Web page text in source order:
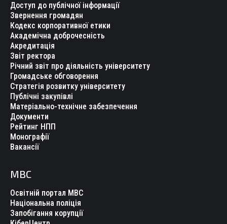
Доступ до публічної інформації
Звернення громадян
Кодекс корпоративної етики
Академічна доброчесність
Акредитація
Звіт ректора
Річний звіт про діяльність університету
Громадське обговорення
Стратегія розвитку університету
Публічні закупівлі
Матеріально-технічне забезпечення
Документи
Рейтинг НПП
Монографії
Вакансії
МВС
Освітній портал МВС
Національна поліція
Запобігання корупції